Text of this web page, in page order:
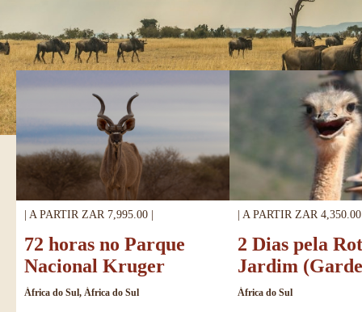
| A PARTIR ZAR 7,995.00 |
72 horas no Parque
Nacional Kruger
África do Sul, África do Sul
| A PARTIR ZAR
2 Dias pela
Jardim
África do Sul